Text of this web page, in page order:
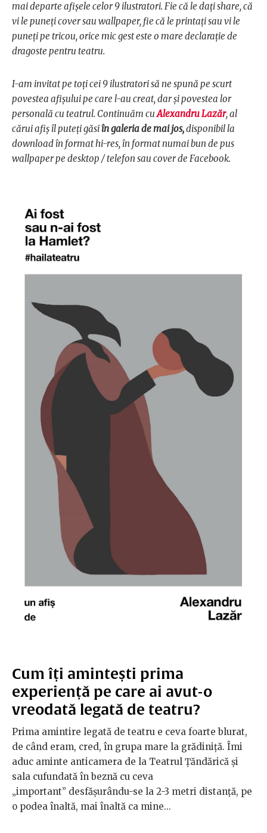
mai departe afișele celor 9 ilustratori. Fie că le dați share, că
vi le puneți cover sau wallpaper, fie că le printați sau vi le
puneți pe tricou, orice mic gest este o mare declaraţie de
dragoste pentru teatru.
I-am invitat pe toți cei 9 ilustratori să ne spună pe scurt
povestea afișului pe care l-au creat, dar și povestea lor
personală cu teatrul. Continuăm cuAlexandru Lazăr, al
cărui afiș îl puteți găsiîn galeria de mai jos,disponibil la
download în format hi-res, în format numai bun de pus
wallpaper pe desktop / telefon sau cover de Facebook.
Cum îți amintești prima
experiență pe care ai avut-o
vreodată legată de teatru?
Prima amintire legată de teatru e ceva foarte blurat,
de când eram, cred, în grupa mare la grădiniță. Îmi
aduc aminte anticamera de la Teatrul Țăndărică și
sala cufundată în beznă cu ceva
„important” desfășurându-se la 2-3 metri distanță, pe
o podea înaltă, mai înaltă ca mine...